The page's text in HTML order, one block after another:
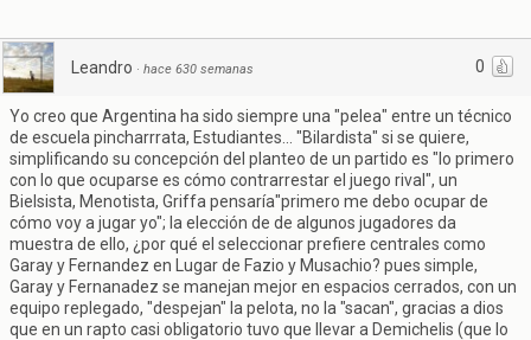
0
Leandro · hace 630 semanas
Yo creo que Argentina ha sido siempre una "pelea" entre un técnico
de escuela pincharrrata, Estudiantes... "Bilardista" si se quiere,
simplificando su concepción del planteo de un partido es "lo primero
con lo que ocuparse es cómo contrarrestar el juego rival", un
Bielsista, Menotista, Griffa pensaría"primero me debo ocupar de
cómo voy a jugar yo"; la elección de de algunos jugadores da
muestra de ello, ¿por qué el seleccionar prefiere centrales como
Garay y Fernandez en Lugar de Fazio y Musachio? pues simple,
Garay y Fernanadez se manejan mejor en espacios cerrados, con un
equipo replegado, "despejan" la pelota, no la "sacan", gracias a dios
que en un rapto casi obligatorio tuvo que llevar a Demichelis (que lo